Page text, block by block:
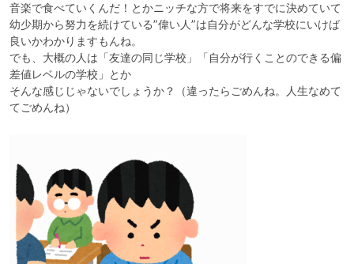
音楽で食べていくんだ！とかニッチな方で将来をすでに決めていて
幼少期から努力を続けている”偉い人”は自分がどんな学校にいけば
良いかわかりますもんね。
でも、大概の人は「友達の同じ学校」「自分が行くことのできる偏
差値レベルの学校」とか
そんな感じじゃないでしょうか？（違ったらごめんね。人生なめて
てごめんね）